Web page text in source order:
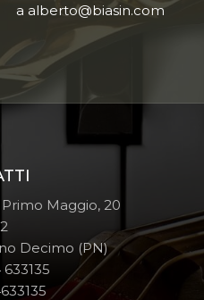
a alberto@biasin.com
Maggio, 20
Decimo (PN)